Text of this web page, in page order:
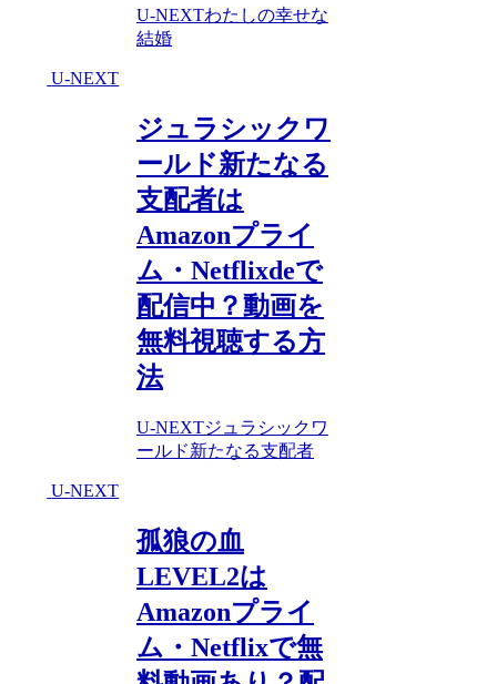
U-NEXTわたしの幸せな
結婚
U-NEXT
ジュラシックワ
ールド新たなる
支配者は
Amazonプライ
ム・Netflixdeで
配信中？動画を
無料視聴する方
法
U-NEXTジュラシックワ
ールド新たなる支配者
U-NEXT
孤狼の血
LEVEL2は
Amazonプライ
ム・Netflixで無